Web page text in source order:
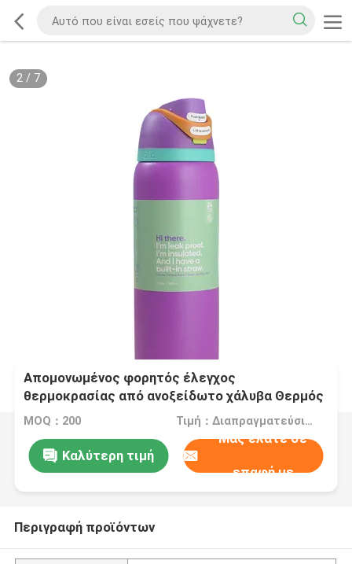
2/ 7
Απομονωμένος φορητός έλεγχος
θερμοκρασίας από ανοξείδωτο χάλυβα Θερμός
Κύπελλο διατήρηση θερμότητας για 6-12 ώρες
MOQ：200 Τιμή：Διαπραγματεύσιμος
Καλύτερη τιμή
Μας ελάτε σε
επαφή με
Περιγραφή προϊόντων